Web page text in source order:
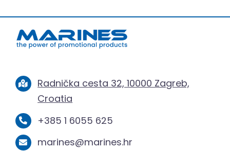
Radnička cesta 32, 10000 Zagreb,
Croatia
+385 1 6055 625
marines@marines.hr